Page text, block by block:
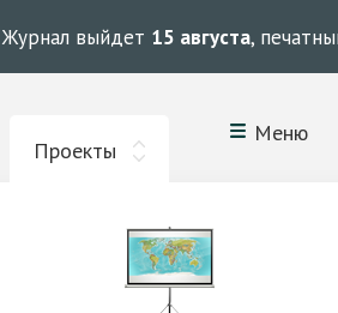
Журнал выйдет 15 августа,
Проекты
Меню